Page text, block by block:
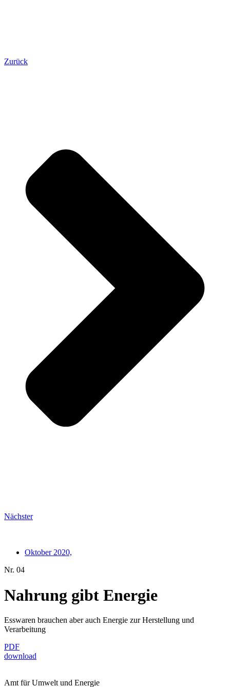
Zurück
Nächster
Oktober 2020,
Nr. 04
Nahrung gibt Energie
Esswaren brauchen aber auch Energie zur Herstellung und
Verarbeitung
PDF
download
Amt für Umwelt und Energie